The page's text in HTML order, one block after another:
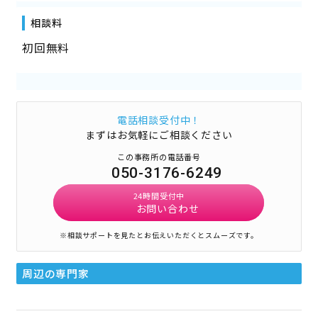
相談料
初回無料
電話相談受付中！
まずはお気軽にご相談ください
この事務所の電話番号
050-3176-6249
24時間受付中
お問い合わせ
※相談サポートを見たとお伝えいただくとスムーズです。
周辺の専門家